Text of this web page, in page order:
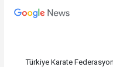
Türkiye Karate